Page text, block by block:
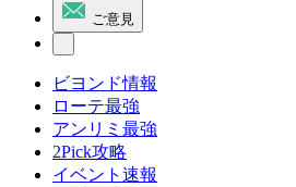
ご意見
ビヨンド情報
ローテ最強
アンリミ最強
2Pick攻略
イベント速報